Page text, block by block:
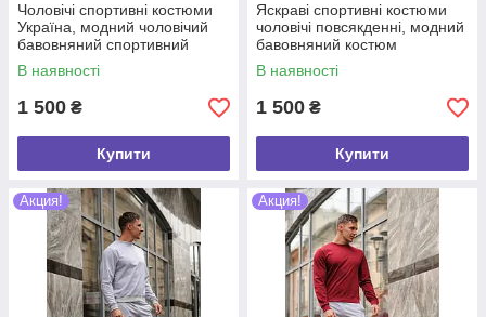
Чоловічі спортивні костюми
Україна, модний чоловічий
бавовняний спортивний
костюм трикотажний
повсякденний хб
В наявності
1 500 ₴
Купити
Яскраві спортивні костюми
чоловічі повсякденні, модний
бавовняний костюм
спортивний чоловічий
яскравий хб
В наявності
1 500 ₴
Купити
Акция! Акция!